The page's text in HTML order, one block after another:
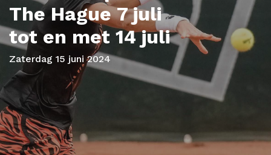
The Hague 7 juli
tot en met 14 juli
Zaterdag 15 juni 2024